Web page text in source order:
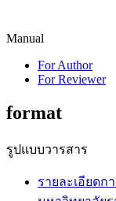
Manual
For Author
For Reviewer
format
รูปแบบวารสาร
รายละเอียด